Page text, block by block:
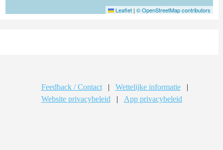
Leaflet | © OpenStreetMap contributors
Feedback / Contact | Wettelijke informatie
|
Website privacybeleid
| App privacybeleid